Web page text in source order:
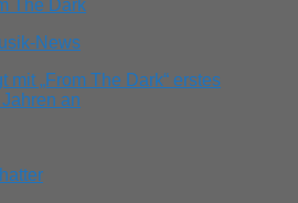
News
mit „From The Dark“ erstes
an